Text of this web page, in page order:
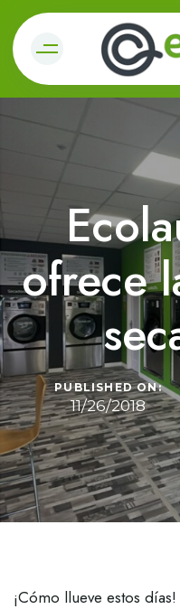
ofrece
PUBLISHED ON:
11/26/2018
¡Cómo llueve estos días!